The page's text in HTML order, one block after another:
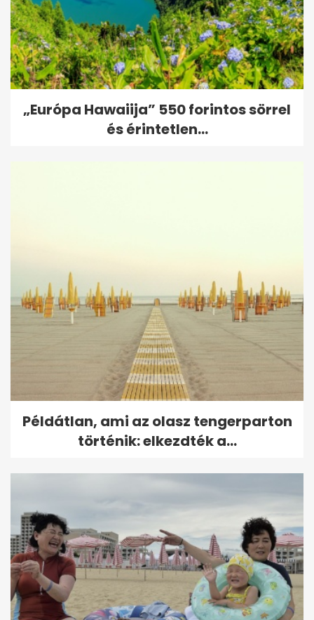
„Európa Hawaiija” 550 forintos sörrel
és érintetlen...
Példátlan, ami az olasz tengerparton
történik: elkezdték a...